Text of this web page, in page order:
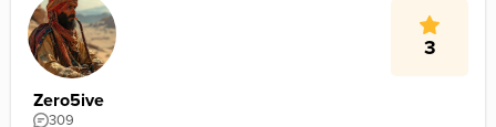
3
Zero5ive
309